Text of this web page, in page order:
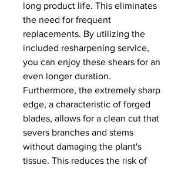
long product life. This eliminates
the need for frequent
replacements. By utilizing the
included resharpening service,
you can enjoy these shears for an
even longer duration.
Furthermore, the extremely sharp
edge, a characteristic of forged
blades, allows for a clean cut that
severs branches and stems
without damaging the plant's
tissue. This reduces the risk of